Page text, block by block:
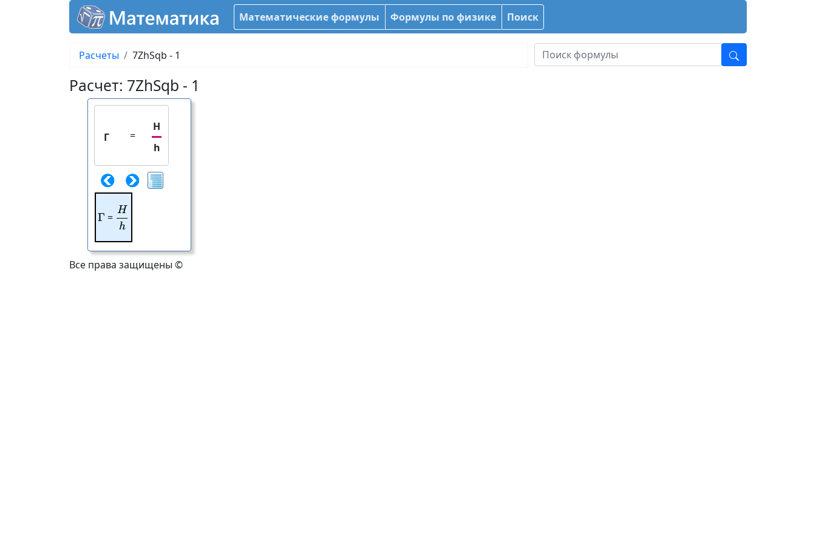
Математические формулы Формулы по физике Поиск
Расчеты 7ZhSqb - 1
Расчет: 7ZhSqb - 1
Γ =
H
h
\Gamma
Γ = \frac{H}{h}
h
H
Все права защищены ©